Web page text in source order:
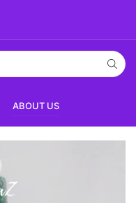
ABOUT US